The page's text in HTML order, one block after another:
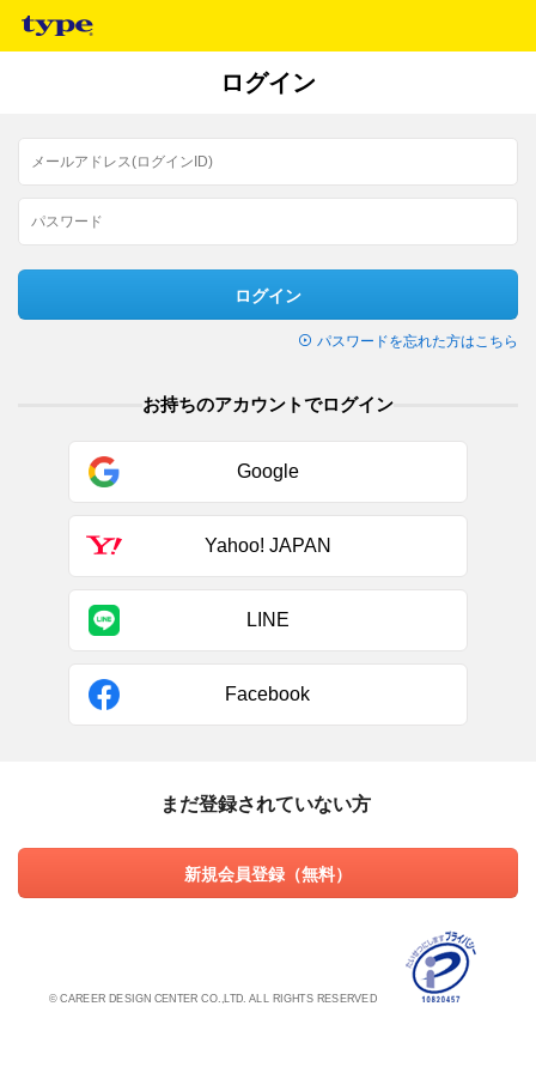
ログイン
ログイン
パスワードを忘れた方はこちら
お持ちのアカウントでログイン
Google
Yahoo! JAPAN
LINE
Facebook
まだ登録されていない方
新規会員登録（無料）
© CAREER DESIGN CENTER CO.,LTD. ALL RIGHTS RESERVED